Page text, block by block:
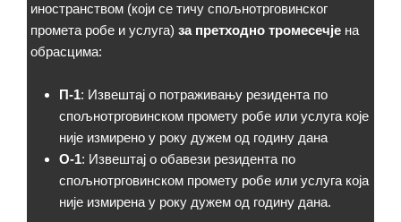
иностранством (који се тичу спољнотрговинског
промета робе и услуга) за претходно тромесечје на
обрасцима:
П-1: Извештај о потраживању резидента по
спољнотрговинском промету робе или услуга које
није измирено у року дужем од годину дана
О-1: Извештај о обавези резидента по
спољнотрговинском промету робе или услуга која
није измирена у року дужем од годину дана.